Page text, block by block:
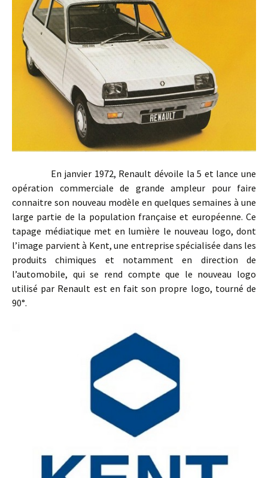
En janvier 1972, Renault dévoile la 5 et lance une
opération commerciale de grande ampleur pour faire
connaitre son nouveau modèle en quelques semaines à une
large partie de la population française et européenne. Ce
tapage médiatique met en lumière le nouveau logo, dont
l’image parvient à Kent, une entreprise spécialisée dans les
produits chimiques et notamment en direction de
l’automobile, qui se rend compte que le nouveau logo
utilisé par Renault est en fait son propre logo, tourné de
90°.